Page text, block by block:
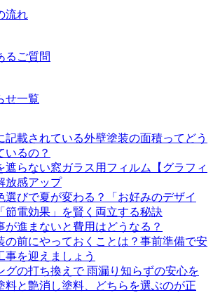
流れ
るご質問
せ一覧
記載されている外壁塗装の面積ってどう
いるの？
遮らない窓ガラス用フィルム【グラフィ
放感アップ
選びで夏が変わる？「お好みのデザイ
節電効果」を賢く両立する秘訣
が進まないと費用はどうなる？
の前にやっておくことは？事前準備で安
事を迎えましょう
グの打ち換えで 雨漏り知らずの安心を
料と艶消し塗料、どちらを選ぶのが正